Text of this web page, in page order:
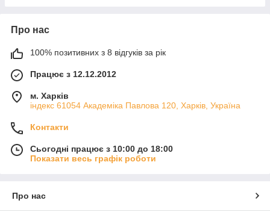
Про нас
100% позитивних з 8 відгуків за рік
Працює з 12.12.2012
м. Харків
індекс 61054 Академіка Павлова 120, Харків, Україна
Контакти
Сьогодні працює з 10:00 до 18:00
Показати весь графік роботи
Про нас